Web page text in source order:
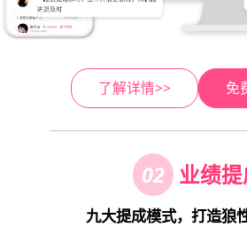
了解详情>> 免
02 业绩
九大提成模式，打造狼